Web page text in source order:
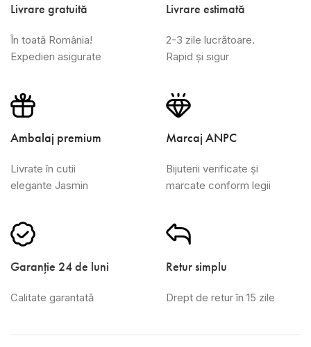
Livrare gratuită
În toată România!
Expedieri asigurate
Livrare estimată
2-3 zile lucrătoare.
Rapid și sigur
Ambalaj premium
Livrate în cutii
elegante Jasmin
Marcaj ANPC
Bijuterii verificate și
marcate conform legii
Garanție 24 de luni
Calitate garantată
Retur simplu
Drept de retur în 15 zile